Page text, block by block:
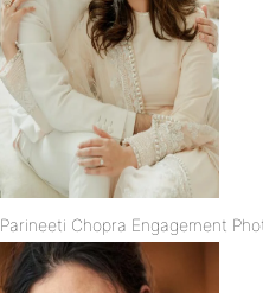
Parineeti Chopra Engagement